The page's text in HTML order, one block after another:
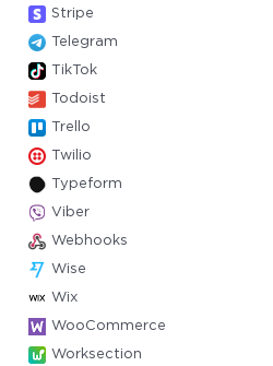
Stripe
Telegram
TikTok
Todoist
Trello
Twilio
Typeform
Viber
Webhooks
Wise
Wix
WooCommerce
Worksection